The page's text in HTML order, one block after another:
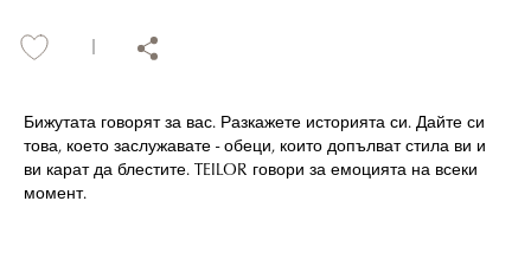
Бижутата говорят за вас. Разкажете историята си. Дайте си
това, което заслужавате - обеци, които допълват стила ви и
ви карат да блестите. TEILOR говори за емоцията на всеки
момент.